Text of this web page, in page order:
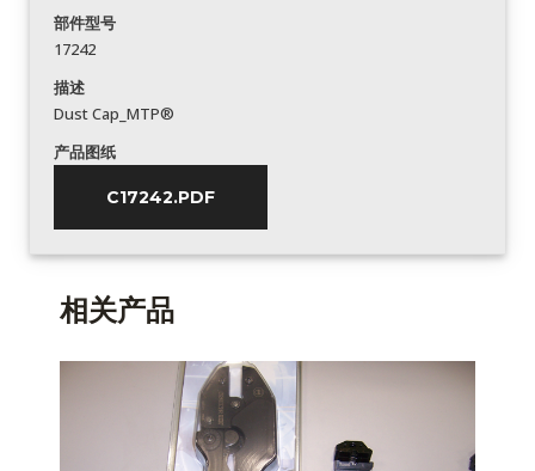
部件型号
17242
描述
Dust Cap_MTP®
产品图纸
C17242.PDF
相关产品